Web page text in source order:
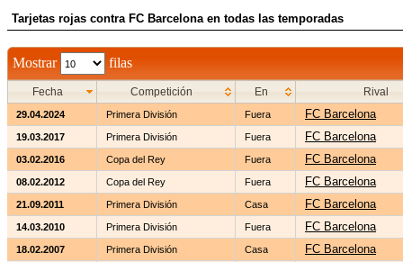
Tarjetas rojas contra FC Barcelona en todas las temporadas
Mostrar filas
Fecha Competición En Rival
29.04.2024 Primera División Fuera FC Barcelona
19.03.2017 Primera División Fuera FC Barcelona
03.02.2016 Copa del Rey Fuera FC Barcelona
08.02.2012 Copa del Rey Fuera FC Barcelona
21.09.2011 Primera División Casa FC Barcelona
14.03.2010 Primera División Fuera FC Barcelona
18.02.2007 Primera División Casa FC Barcelona